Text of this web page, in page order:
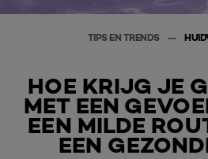
TIPS EN TRENDS
HOE KRIJG JE
MET EEN
EEN MILDE
EEN